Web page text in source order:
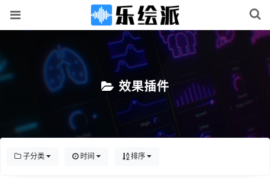
效果插件
子分类 时间 排序